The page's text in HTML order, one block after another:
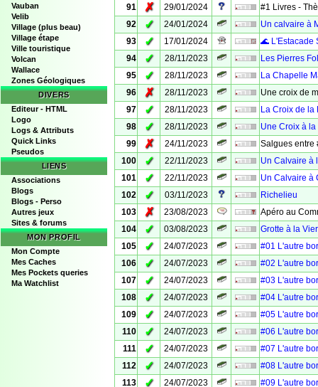
Vauban
Velib
Village (plus beau)
Village étape
Ville touristique
Volcan
Wallace
Zones Géologiques
DIVERS
Editeur - HTML
Logo
Logs & Attributs
Quick Links
Pseudos
LIENS
Associations
Blogs
Blogs - Perso
Autres jeux
Sites & forums
MON PROFIL
Mon Compte
Mes Caches
Mes Pockets queries
Ma Watchlist
91
✗ 29/01/2024
#1 Livres -
92
✓ 24/01/2024
Un calvaire à
93
✓ 17/01/2024
🌊 L'Estacade
94
✓ 28/11/2023
Les Pierres
95
✓ 28/11/2023
La Chapelle
96
✗ 28/11/2023
Une croix de
97
✓ 28/11/2023
La Croix de la
98
✓ 28/11/2023
Une Croix à
99
✗ 24/11/2023
Salgues entre
100
✓ 22/11/2023
Un Calvaire à
101
✓ 22/11/2023
Un Calvaire à
102
✓ 03/11/2023
Richelieu
103
✗ 23/08/2023
Apéro au
104
✓ 03/08/2023
Grotte à la
105
✓ 24/07/2023
#01 L'autre
106
✓ 24/07/2023
#02 L'autre
107
✓ 24/07/2023
#03 L'autre
108
✓ 24/07/2023
#04 L'autre
109
✓ 24/07/2023
#05 L'autre
110
✓ 24/07/2023
#06 L'autre
111
✓ 24/07/2023
#07 L'autre
112
✓ 24/07/2023
#08 L'autre
113
✓ 24/07/2023
#09 L'autre